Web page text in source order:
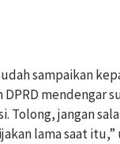
sampaikan
DPRD mendengar
Tolong, jangan
lama saat itu,”